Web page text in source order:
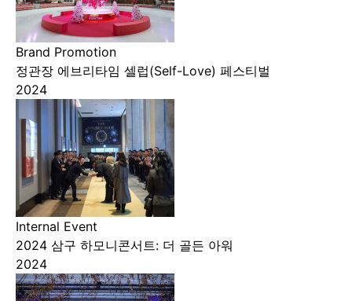
Brand Promotion
정관장 에브리타임 셀럽(Self-Love) 페스티벌
2024
Internal Event
2024 삼구 하모니콘서트: 더 골든 아워
2024